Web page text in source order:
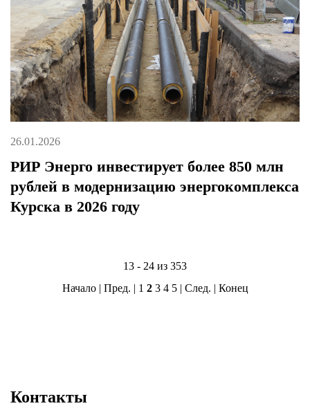
26.01.2026
РИР Энерго инвестирует более 850 млн
рублей в модернизацию энергокомплекса
Курска в 2026 году
13 - 24 из 353
Начало| Пред. | 1 2 3 4 5| След. | Конец
Контакты